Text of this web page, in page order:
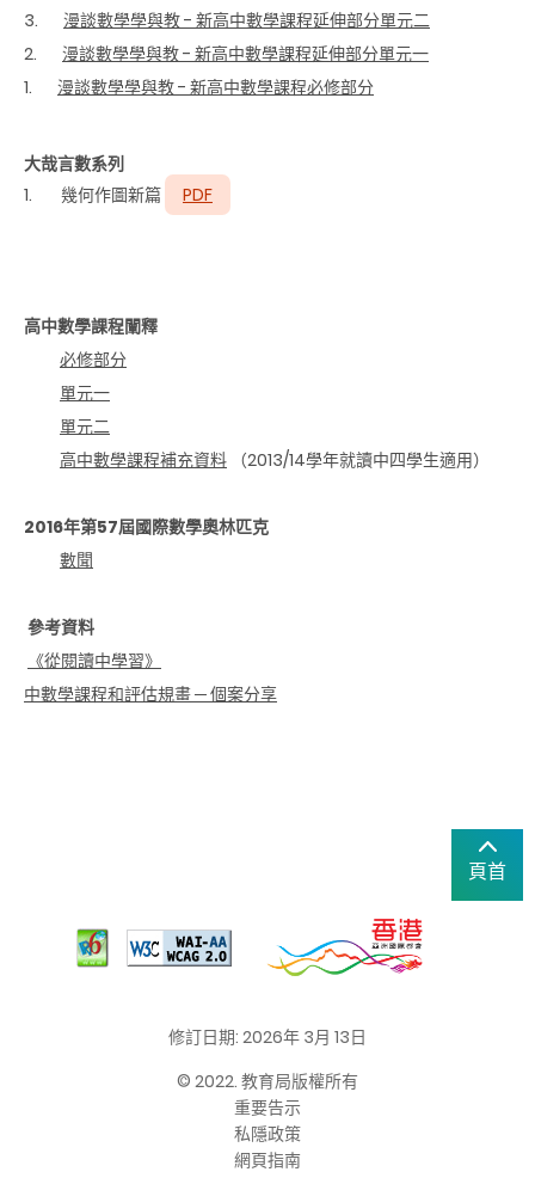
3. 漫談數學學與教 - 新高中數學課程延伸部分單元二
2. 漫談數學學與教 - 新高中數學課程延伸部分單元一
1. 漫談數學學與教 - 新高中數學課程必修部分
大哉言數系列
1. 幾何作圖新篇
PDF
高中數學課程闡釋
必修部分
單元一
單元二
高中數學課程補充資料 （2013/14學年就讀中四學生適用）
2016年第57屆國際數學奧林匹克
數聞
參考資料
《從閱讀中學習》
中數學課程和評估規畫 ─ 個案分享
頁首
修訂日期: 2026年 3月 13日
© 2022. 教育局版權所有
重要告示
私隱政策
網頁指南